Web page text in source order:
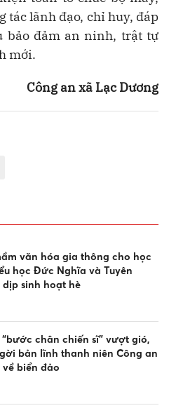
tác lãnh đạo, chỉ huy, đáp
bảo đảm an ninh, trật tự
mới.
Công an xã Lạc Dương
văn hóa gia thông cho học
học Đức Nghĩa và Tuyên
dịp sinh hoạt hè
“bước chân chiến sĩ” vượt gió,
bản lĩnh thanh niên Công an
biển đảo